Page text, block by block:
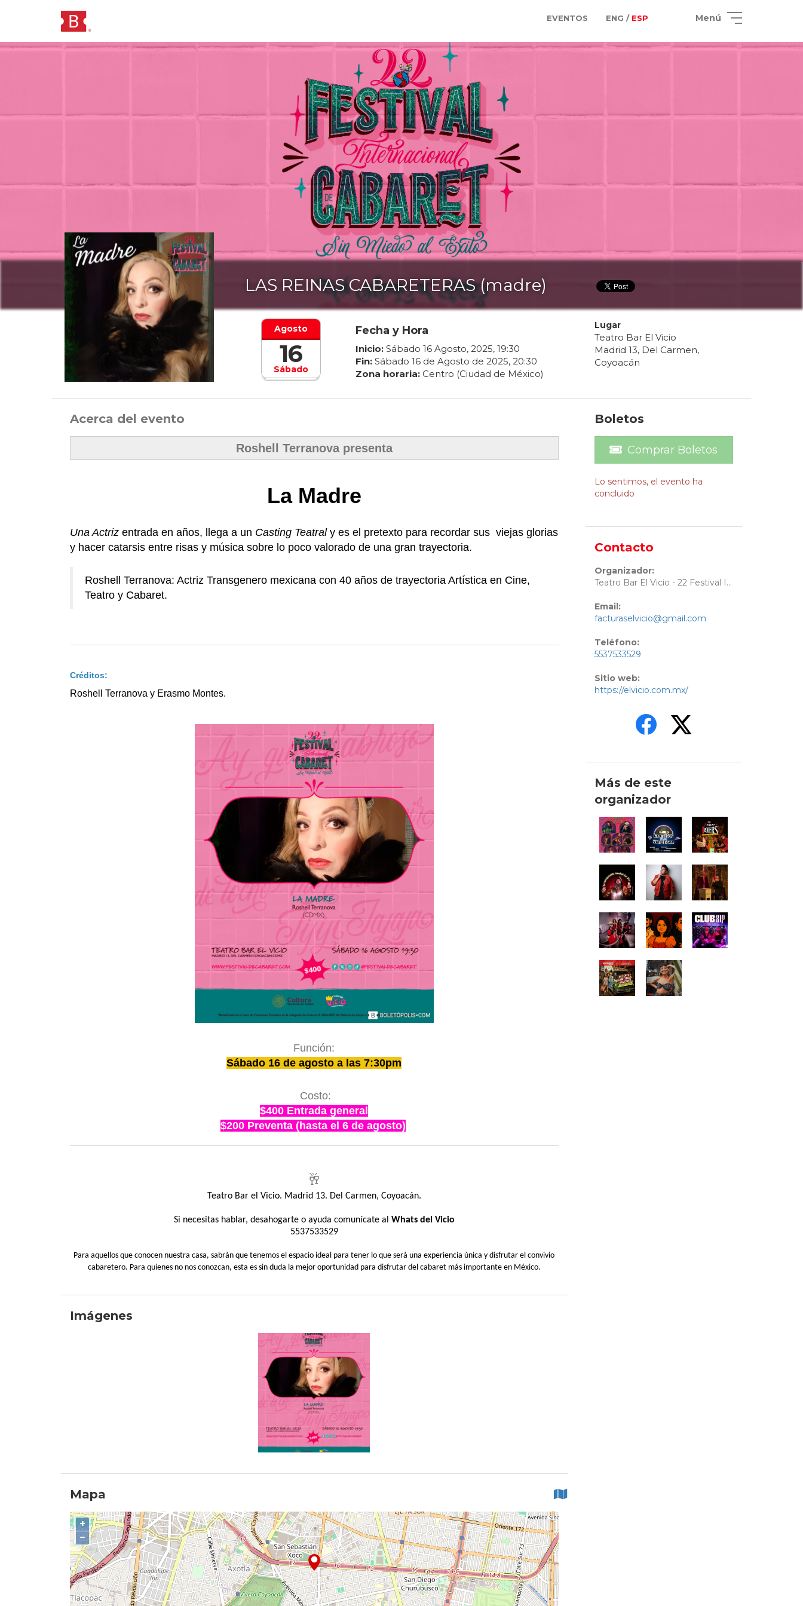
EVENTOS ENG / ESP Menú
LAS REINAS CABARETERAS (madre)
Sábado
Agosto
16
Fecha y Hora
Inicio: Sábado 16 Agosto, 2025, 19:30
Fin: Sábado 16de Agosto de 2025, 20:30
Zona horaria: Centro (Ciudad de México)
Lugar
Teatro Bar El Vicio
Madrid 13, Del Carmen,
Coyoacán
Acerca del evento
Roshell Terranova presenta
La Madre
Una Actriz entrada en años, llega a un Casting Teatraly es el pretexto para recordar sus viejas glorias
y hacer catarsis entre risas y música sobre lo poco valorado de una gran trayectoria.
Roshell Terranova: Actriz Transgenero mexicana con 40 años de trayectoria Artística en Cine,
Teatro y Cabaret.
Créditos:
Roshell Terranova y Erasmo Montes.
Función:
Sábado 16 de agosto a las 7:30pm
Costo:
$400 Entrada general
$200 Preventa (hasta el 6 de agosto)
🥂
Teatro Bar el Vicio. Madrid 13. Del Carmen, Coyoacán.
Si necesitas hablar, desahogarte o ayuda comunícate al Whats del Vicio
5537533529
Para aquellos que conocen nuestra casa, sabrán que tenemos el espacio ideal para tener lo que será una experiencia única y disfrutar el convivio
cabaretero. Para quienes no nos conozcan, esta es sin duda la mejor oportunidad para disfrutar del cabaret más importante en México.
Imágenes
Mapa
+
−
Boletos
Comprar Boletos
Lo sentimos, el evento ha
concluido
Contacto
Organizador:
Teatro Bar El Vicio - 22 Festival Internacional de Cabaret
Email:
facturaselvicio@gmail.com
Teléfono:
5537533529
Sitio web:
https://elvicio.com.mx/
Más de este
organizador